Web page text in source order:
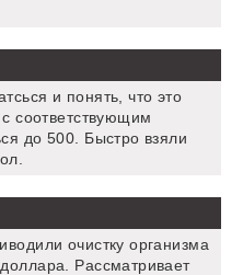
и понять, что это
с соответствующим
до 500. Быстро взяли
очистку организма
Рассматривает